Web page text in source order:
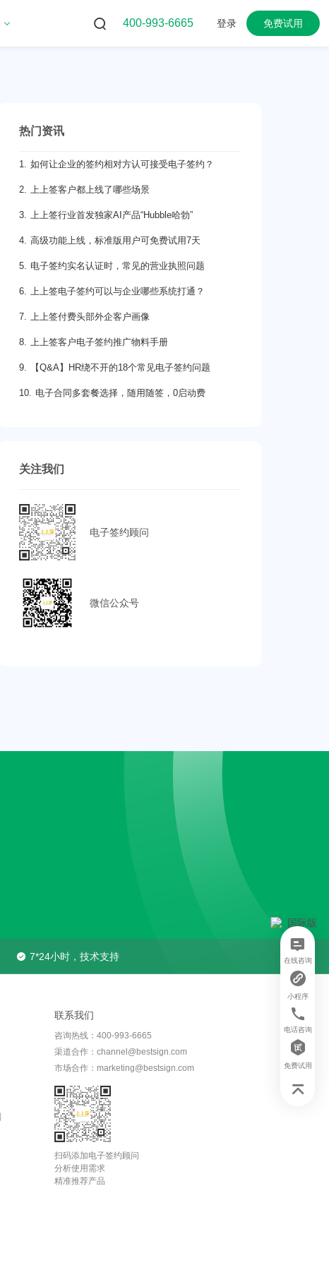
400-993-6665 登录 免费试用
热门资讯
1. 如何让企业的签约相对方认可接受电子签约？
2. 上上签客户都上线了哪些场景
3. 上上签行业首发独家AI产品“Hubble哈勃”
4. 高级功能上线，标准版用户可免费试用7天
5. 电子签约实名认证时，常见的营业执照问题
6. 上上签电子签约可以与企业哪些系统打通？
7. 上上签付费头部外企客户画像
8. 上上签客户电子签约推广物料手册
9. 【Q&A】HR绕不开的18个常见电子签约问题
10. 电子合同多套餐选择，随用随签，0启动费
关注我们
电子签约顾问
微信公众号
7*24小时，技术支持
联系我们
咨询热线：400-993-6665
渠道合作：channel@bestsign.com
市场合作：marketing@bestsign.com
扫码添加电子签约顾问
分析使用需求
精准推荐产品
在线咨询
小程序
电话咨询
免费试用